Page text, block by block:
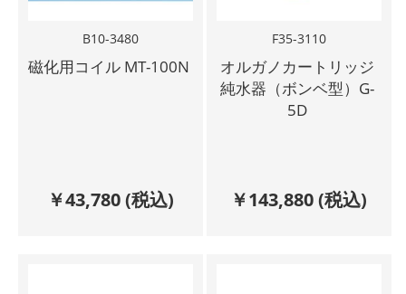
B10-3480
磁化用コイル MT-100N
￥43,780(税込)
F35-3110
オルガノカートリッジ
純水器（ボンベ型）G-
5D
￥143,880(税込)